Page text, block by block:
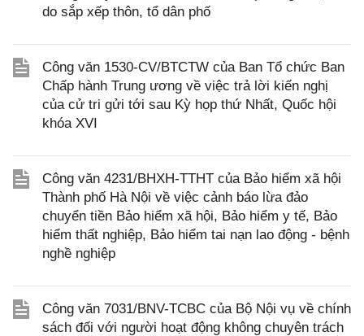
do sắp xếp thôn, tổ dân phố
Công văn 1530-CV/BTCTW của Ban Tổ chức Ban
Chấp hành Trung ương về việc trả lời kiến nghị
của cử tri gửi tới sau Kỳ họp thứ Nhất, Quốc hội
khóa XVI
Công văn 4231/BHXH-TTHT của Bảo hiểm xã hội
Thành phố Hà Nội về việc cảnh báo lừa đảo
chuyển tiền Bảo hiểm xã hội, Bảo hiểm y tế, Bảo
hiểm thất nghiệp, Bảo hiểm tai nạn lao động - bệnh
nghề nghiệp
Công văn 7031/BNV-TCBC của Bộ Nội vụ về chính
sách đối với người hoạt động không chuyên trách